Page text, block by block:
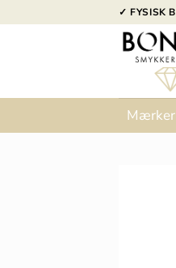
til
✓ FYSISK
Mærker